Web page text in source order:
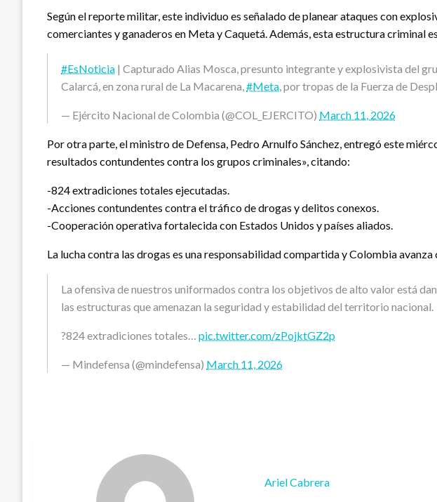
Según el reporte militar, este individuo es señalado de planear ataques con
comerciantes y ganaderos en Meta y Caquetá. Además, esta estructura criminal
#EsNoticia | Capturado Alias Mosca, presunto integrante y explosivista del
Calarcá, en zona rural de La Macarena,#Meta, por tropas de la Fuerza de
— Ejército Nacional de Colombia (@COL_EJERCITO) March 11, 2026
Por otra parte, el ministro de Defensa, Pedro Arnulfo Sánchez, entregó este
resultados contundentes contra los grupos criminales», citando:
-824 extradiciones totales ejecutadas.
-Acciones contundentes contra el tráfico de drogas y delitos conexos.
-Cooperación operativa fortalecida con Estados Unidos y países aliados.
La lucha contra las drogas es una responsabilidad compartida y Colombia
La ofensiva de nuestros uniformados contra los objetivos de alto valor está
las estructuras que amenazan la seguridad y estabilidad del territorio nacional.
?824 extradiciones totales… pic.twitter.com/zPojktGZ2p
— Mindefensa (@mindefensa) March 11, 2026
Ariel Cabrera